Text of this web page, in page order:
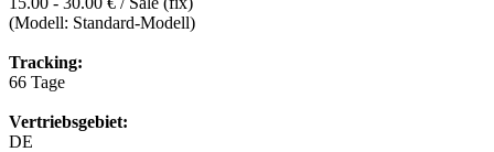
(Modell: Standard-Modell)
Tracking:
66 Tage
Vertriebsgebiet:
DE